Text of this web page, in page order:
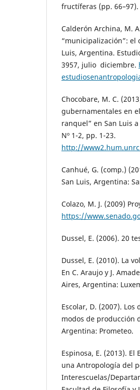
fructíferas (pp. 66–97).
Calderón Archina, M.
“municipalización”: el
Luis, Argentina.
39­57, julio ­ diciembre.
Chocobare, M. C.
gubernamentales en
ranquel” en San Luis a
Nº 1-2, pp. 1-23.
http://
Canhué, G. (comp.)
San Luis, Argentina:
Colazo, M. J. (2009)
https://
Dussel, E. (2006). 20
Dussel, E. (2010). La
En C. Araujo y J.
Aires, Argentina:
Escolar, D. (2007).
modos de producción
Argentina: Prometeo.
Espinosa, E. (2013).
una Antropología del
Interescuelas/